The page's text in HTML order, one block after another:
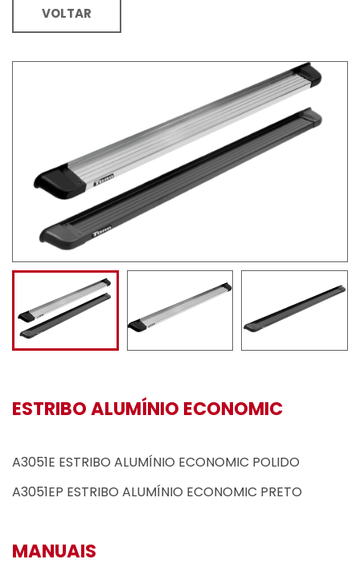
VOLTAR
ESTRIBO ALUMÍNIO ECONOMIC
A3051E ESTRIBO ALUMÍNIO ECONOMIC POLIDO
A3051EP ESTRIBO ALUMÍNIO ECONOMIC PRETO
MANUAIS